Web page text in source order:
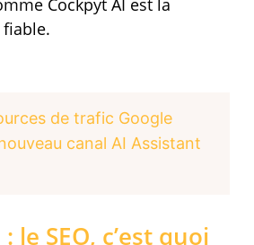
de trafic Google
canal AI Assistant
le SEO, c’est quoi